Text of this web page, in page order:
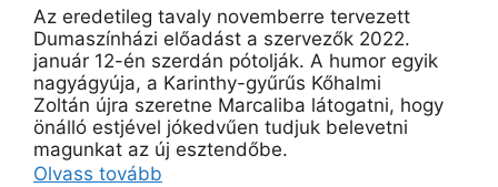
Az eredetileg tavaly novemberre tervezett
Dumaszínházi előadást a szervezők 2022.
január 12-én szerdán pótolják. A humor egyik
nagyágyúja, a Karinthy-gyűrűs Kőhalmi
Zoltán újra szeretne Marcaliba látogatni, hogy
önálló estjével jókedvűen tudjuk belevetni
magunkat az új esztendőbe.
Olvass tovább